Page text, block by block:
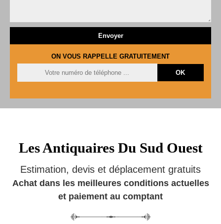
ON VOUS RAPPELLE GRATUITEMENT
Les Antiquaires Du Sud Ouest
Estimation, devis et déplacement gratuits
Achat dans les meilleures conditions actuelles
et paiement au comptant